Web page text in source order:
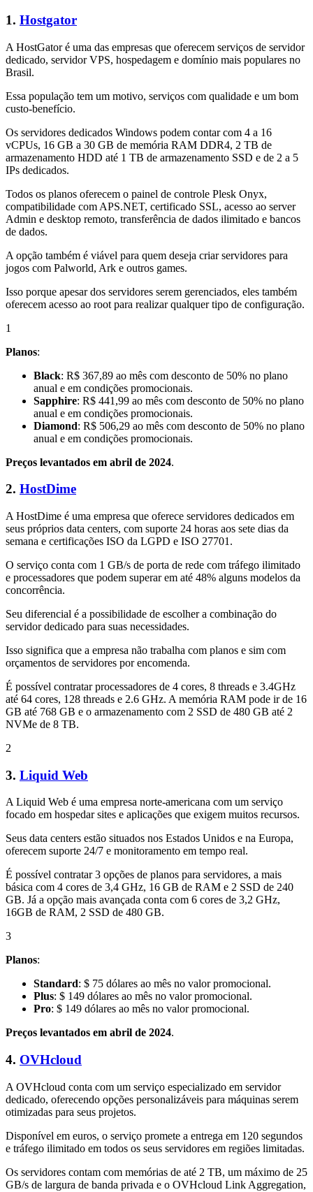
1. Hostgator
A HostGator é uma das empresas que oferecem serviços de servidor
dedicado, servidor VPS, hospedagem e domínio mais populares no
Brasil.
Essa população tem um motivo, serviços com qualidade e um bom
custo-benefício.
Os servidores dedicados Windows podem contar com 4 a 16
vCPUs, 16 GB a 30 GB de memória RAM DDR4, 2 TB de
armazenamento HDD até 1 TB de armazenamento SSD e de 2 a 5
IPs dedicados.
Todos os planos oferecem o painel de controle Plesk Onyx,
compatibilidade com APS.NET, certificado SSL, acesso ao server
Admin e desktop remoto, transferência de dados ilimitado e bancos
de dados.
A opção também é viável para quem deseja criar servidores para
jogos com Palworld, Ark e outros games.
Isso porque apesar dos servidores serem gerenciados, eles também
oferecem acesso ao root para realizar qualquer tipo de configuração.
1
Planos:
Black: R$ 367,89 ao mês com desconto de 50% no plano
anual e em condições promocionais.
Sapphire: R$ 441,99 ao mês com desconto de 50% no plano
anual e em condições promocionais.
Diamond: R$ 506,29 ao mês com desconto de 50% no plano
anual e em condições promocionais.
Preços levantados em abril de 2024.
2. HostDime
A HostDime é uma empresa que oferece servidores dedicados em
seus próprios data centers, com suporte 24 horas aos sete dias da
semana e certificações ISO da LGPD e ISO 27701.
O serviço conta com 1 GB/s de porta de rede com tráfego ilimitado
e processadores que podem superar em até 48% alguns modelos da
concorrência.
Seu diferencial é a possibilidade de escolher a combinação do
servidor dedicado para suas necessidades.
Isso significa que a empresa não trabalha com planos e sim com
orçamentos de servidores por encomenda.
É possível contratar processadores de 4 cores, 8 threads e 3.4GHz
até 64 cores, 128 threads e 2.6 GHz. A memória RAM pode ir de 16
GB até 768 GB e o armazenamento com 2 SSD de 480 GB até 2
NVMe de 8 TB.
2
3. Liquid Web
A Liquid Web é uma empresa norte-americana com um serviço
focado em hospedar sites e aplicações que exigem muitos recursos.
Seus data centers estão situados nos Estados Unidos e na Europa,
oferecem suporte 24/7 e monitoramento em tempo real.
É possível contratar 3 opções de planos para servidores, a mais
básica com 4 cores de 3,4 GHz, 16 GB de RAM e 2 SSD de 240
GB. Já a opção mais avançada conta com 6 cores de 3,2 GHz,
16GB de RAM, 2 SSD de 480 GB.
3
Planos:
Standard: $ 75 dólares ao mês no valor promocional.
Plus: $ 149 dólares ao mês no valor promocional.
Pro: $ 149 dólares ao mês no valor promocional.
Preços levantados em abril de 2024.
4. OVHcloud
A OVHcloud conta com um serviço especializado em servidor
dedicado, oferecendo opções personalizáveis para máquinas serem
otimizadas para seus projetos.
Disponível em euros, o serviço promete a entrega em 120 segundos
e tráfego ilimitado em todos os seus servidores em regiões limitadas.
Os servidores contam com memórias de até 2 TB, um máximo de 25
GB/s de largura de banda privada e o OVHcloud Link Aggregation,